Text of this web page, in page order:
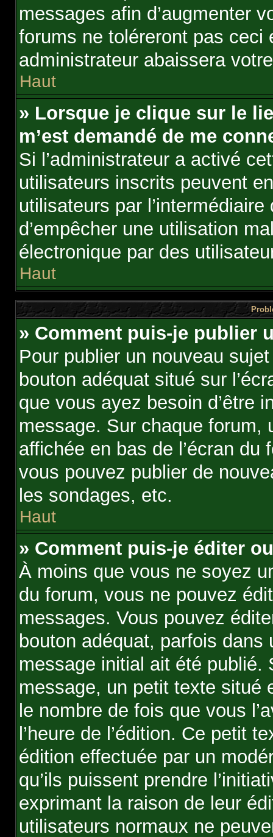
messages afin d’augmenter
forums ne toléreront pas ceci
administrateur abaissera
Haut
» Lorsque je clique sur le
m’est demandé de me
Si l’administrateur a activé
utilisateurs inscrits peuvent
utilisateurs par
d’empêcher une utilisation
électronique par des
Haut
» Comment puis-je publier
Pour publier un nouveau
bouton adéquat situé sur
que vous ayez besoin d’être
message. Sur chaque
affichée en bas de l’écran
vous pouvez publier de
les sondages, etc.
Haut
» Comment puis-je éditer
À moins que vous ne soyez
du forum, vous ne pouvez
messages. Vous pouvez
bouton adéquat, parfois
message initial ait été publié.
message, un petit texte situé
le nombre de fois que vous
l’heure de l’édition. Ce petit
édition effectuée par un
qu’ils puissent prendre
exprimant la raison de leur
utilisateurs normaux ne